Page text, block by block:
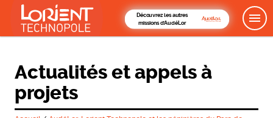
Découvrez les autres
missions d'AudéLor
Actualités et appels à
projets